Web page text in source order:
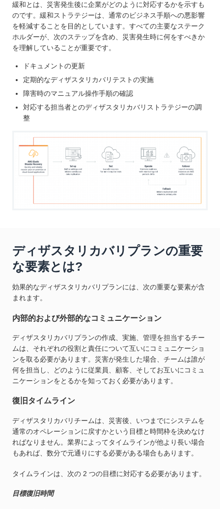
緩和とは、災害発生後に企業がどのように対応するかを示すも
のです。緩和ストラテジーは、通常のビジネス手順への悪影響
を軽減することを目的としています。すべての主要なステーク
ホルダーが、次のステップを含め、災害発生時に何をすべきか
を理解していることが重要です。
ドキュメントの更新
定期的なディザスタリカバリテストの実施
障害時のマニュアル操作手順の確認
対応する担当者とのディザスタリカバリストラテジーの調
整
ディザスタリカバリプランの重要
な要素とは?
効果的なディザスタリカバリプランには、次の重要な要素が含
まれます。
内部的および外部的なコミュニケーション
ディザスタリカバリプランの作成、実施、管理を担当するチー
ムは、それぞれの役割と責任について互いにコミュニケーショ
ンを取る必要があります。災害が発生した場合、チームは誰が
何を担当し、どのように従業員、顧客、そしてお互いにコミュ
ニケーションをとるかを知っておく必要があります。
復旧タイムライン
ディザスタリカバリチームは、災害後、いつまでにシステムを
通常のオペレーションに戻すかという目標と時間枠を決めなけ
ればなりません。業界によってタイムラインが他より長い場合
もあれば、数分で元通りにする必要がある場合もあります。
タイムラインは、次の 2 つの目標に対応する必要があります。
目標復旧時間